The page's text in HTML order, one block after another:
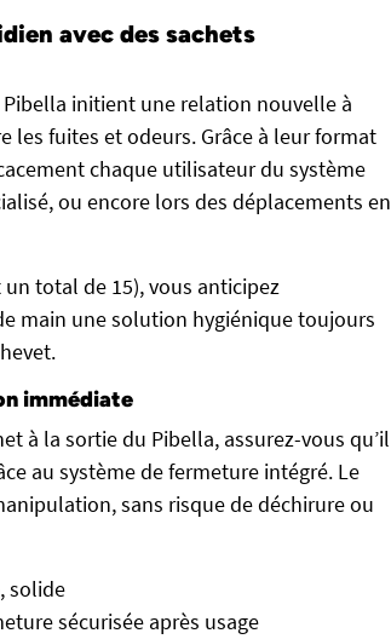
avec des sachets
Pibella initient une relation nouvelle à
les fuites et odeurs. Grâce à leur format
chaque utilisateur du système
ou encore lors des déplacements en
total de 15), vous anticipez
main une solution hygiénique toujours
immédiate
à la sortie du Pibella, assurez-vous qu’il
au système de fermeture intégré. Le
sans risque de déchirure ou
solide
sécurisée après usage